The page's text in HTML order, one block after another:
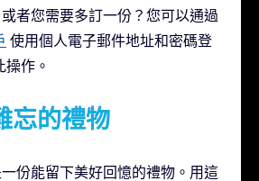
者您需要多訂一份？您可以通過
使用個人電子郵件地址和密碼登
作。
忘的禮物
份能留下美好回憶的禮物。用這